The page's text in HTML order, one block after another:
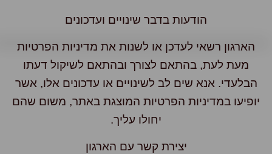
הודעות בדבר שינויים ועדכונים
הארגון רשאי לעדכן או לשנות את מדיניות הפרטיות
מעת לעת, בהתאם לצורך ובהתאם לשיקול דעתו
הבלעדי. אנא שים לב לשינויים או עדכונים אלו, אשר
במדיניות הפרטיות המוצגת באתר, משום שהם
יחולו עליך.
יצירת קשר עם הארגון